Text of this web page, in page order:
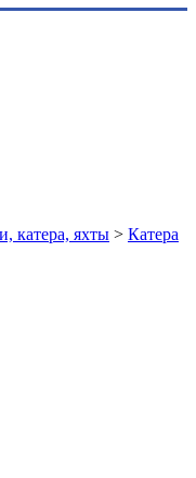
катера, яхты> Катера